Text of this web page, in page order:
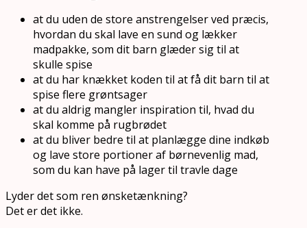
at du uden de store anstrengelser ved præcis,
hvordan du skal lave en sund og lækker
madpakke, som dit barn glæder sig til at
skulle spise
at du har knækket koden til at få dit barn til at
spise flere grøntsager
at du aldrig mangler inspiration til, hvad du
skal komme på rugbrødet
at du bliver bedre til at planlægge dine indkøb
og lave store portioner af børnevenlig mad,
som du kan have på lager til travle dage
Lyder det som ren ønsketænkning?
Det er det ikke.